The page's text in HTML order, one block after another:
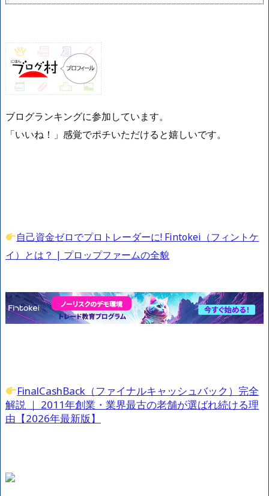
ブログランキングに参加しています。
「いいね！」感覚でポチいただけると嬉しいです。
自己資金ゼロでプロトレーダーに! Fintokei（フィントケ
イ）とは？ | プロップファームの全貌
FinalCashBack（ファイナルキャッシュバック）完全
解説 ｜ 2011年創業・業界最古の老舗が選ばれ続ける理
由【2026年最新版】